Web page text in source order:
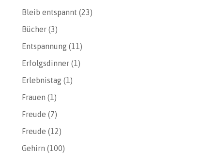
Bleib entspannt (23)
Bücher(3)
Entspannung(11)
Erfolgsdinner(1)
Erlebnistag(1)
Frauen (1)
Freude (7)
Freude (12)
Gehirn (100)